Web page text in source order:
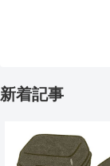
新着記事